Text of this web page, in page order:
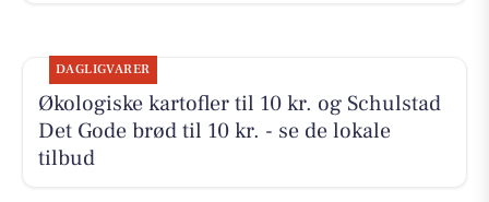
DAGLIGVARER
Økologiske kartofler til 10 kr. og Schulstad
Det Gode brød til 10 kr. - se de lokale
tilbud